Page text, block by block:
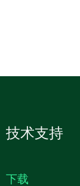
技术支持
下载